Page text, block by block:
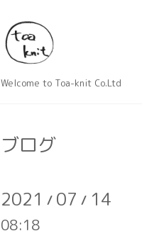
Welcome to Toa-knit Co.Ltd
ブログ
2021 / 07 / 14
08:18